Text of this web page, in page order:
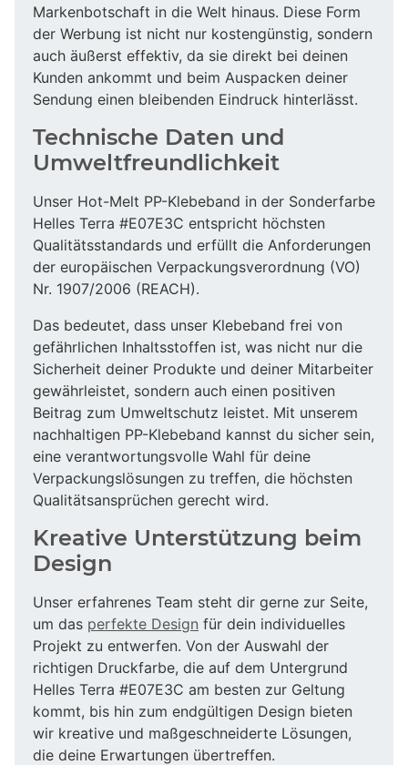
Markenbotschaft in die Welt hinaus. Diese Form
der Werbung ist nicht nur kostengünstig, sondern
auch äußerst effektiv, da sie direkt bei deinen
Kunden ankommt und beim Auspacken deiner
Sendung einen bleibenden Eindruck hinterlässt.
Technische Daten und
Umweltfreundlichkeit
Unser Hot-Melt PP-Klebeband in der Sonderfarbe
Helles Terra #E07E3C entspricht höchsten
Qualitätsstandards und erfüllt die Anforderungen
der europäischen Verpackungsverordnung (VO)
Nr. 1907/2006 (REACH).
Das bedeutet, dass unser Klebeband frei von
gefährlichen Inhaltsstoffen ist, was nicht nur die
Sicherheit deiner Produkte und deiner Mitarbeiter
gewährleistet, sondern auch einen positiven
Beitrag zum Umweltschutz leistet. Mit unserem
nachhaltigen PP-Klebeband kannst du sicher sein,
eine verantwortungsvolle Wahl für deine
Verpackungslösungen zu treffen, die höchsten
Qualitätsansprüchen gerecht wird.
Kreative Unterstützung beim
Design
Unser erfahrenes Team steht dir gerne zur Seite,
um das perfekte Design für dein individuelles
Projekt zu entwerfen. Von der Auswahl der
richtigen Druckfarbe, die auf dem Untergrund
Helles Terra #E07E3C am besten zur Geltung
kommt, bis hin zum endgültigen Design bieten
wir kreative und maßgeschneiderte Lösungen,
die deine Erwartungen übertreffen.